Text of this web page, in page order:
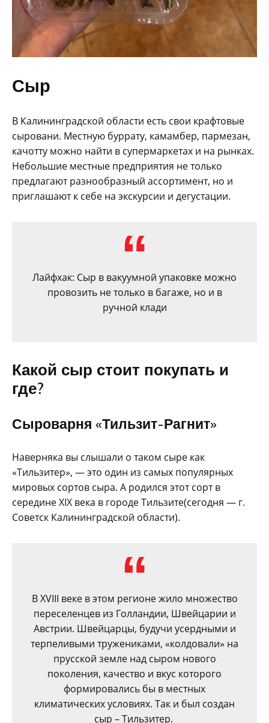
Сыр
В Калининградской области есть свои крафтовые
сыровани. Местную буррату, камамбер, пармезан,
качотту можно найти в супермаркетах и на рынках.
Небольшие местные предприятия не только
предлагают разнообразный ассортимент, но и
приглашают к себе на экскурсии и дегустации.
Лайфхак: Сыр в вакуумной упаковке можно
провозить не только в багаже, но и в
ручной клади
Какой сыр стоит покупать и
где?
Сыроварня «Тильзит-Рагнит»
Наверняка вы слышали о таком сыре как
«Тильзитер», — это один из самых популярных
мировых сортов сыра. А родился этот сорт в
середине XIX века в городе Тильзите(сегодня — г.
Советск Калининградской области).
В XVIII веке в этом регионе жило множество
переселенцев из Голландии, Швейцарии и
Австрии. Швейцарцы, будучи усердными и
терпеливыми тружениками, «колдовали» на
прусской земле над сыром нового
поколения, качество и вкус которого
формировались бы в местных
климатических условиях. Так и был создан
сыр – Тильзитер.